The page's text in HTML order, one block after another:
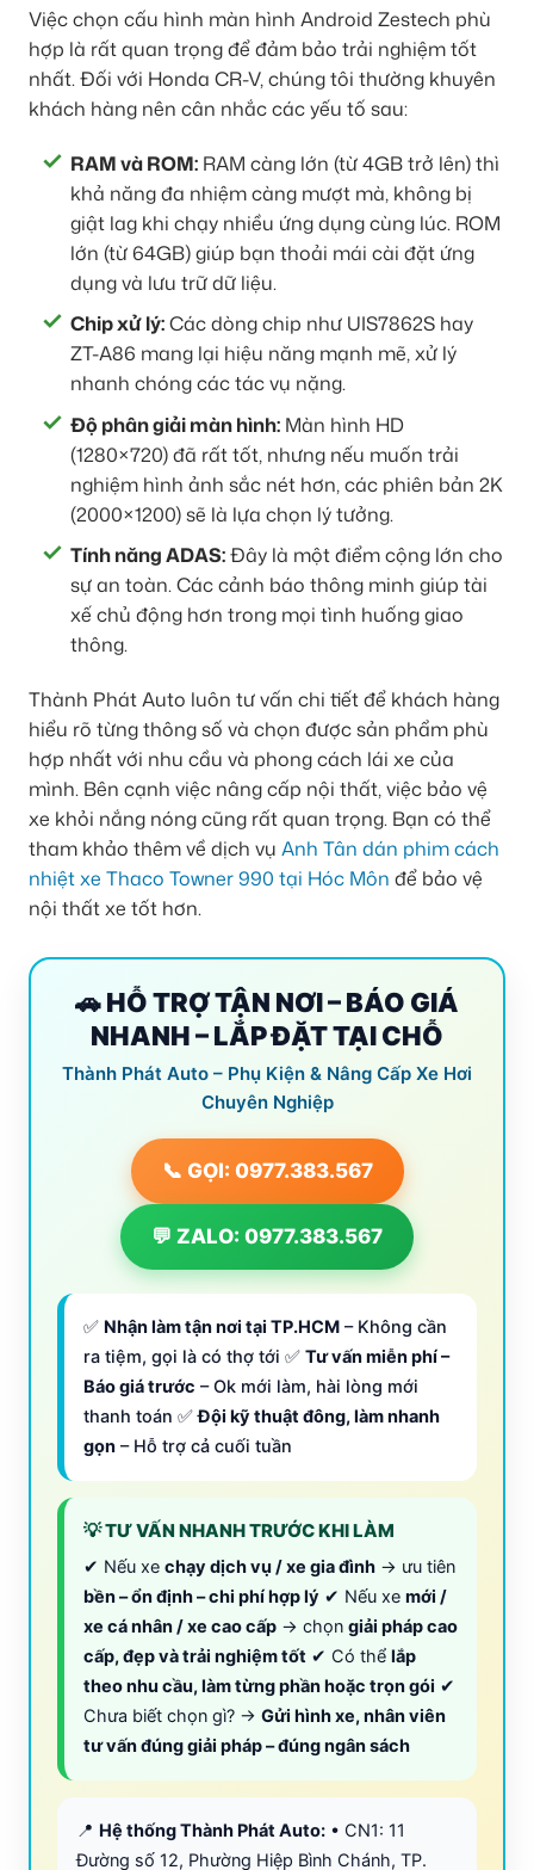
Việc chọn cấu hình màn hình Android Zestech phù
hợp là rất quan trọng để đảm bảo trải nghiệm tốt
nhất. Đối với Honda CR-V, chúng tôi thường khuyên
khách hàng nên cân nhắc các yếu tố sau:
RAM và ROM: RAM càng lớn (từ 4GB trở lên) thì
khả năng đa nhiệm càng mượt mà, không bị
giật lag khi chạy nhiều ứng dụng cùng lúc. ROM
lớn (từ 64GB) giúp bạn thoải mái cài đặt ứng
dụng và lưu trữ dữ liệu.
Chip xử lý:Các dòng chip như UIS7862S hay
ZT-A86 mang lại hiệu năng mạnh mẽ, xử lý
nhanh chóng các tác vụ nặng.
Độ phân giải màn hình: Màn hình HD
(1280×720) đã rất tốt, nhưng nếu muốn trải
nghiệm hình ảnh sắc nét hơn, các phiên bản 2K
(2000×1200) sẽ là lựa chọn lý tưởng.
Tính năng ADAS:Đây là một điểm cộng lớn cho
sự an toàn. Các cảnh báo thông minh giúp tài
xế chủ động hơn trong mọi tình huống giao
thông.
Thành Phát Auto luôn tư vấn chi tiết để khách hàng
hiểu rõ từng thông số và chọn được sản phẩm phù
hợp nhất với nhu cầu và phong cách lái xe của
mình. Bên cạnh việc nâng cấp nội thất, việc bảo vệ
xe khỏi nắng nóng cũng rất quan trọng. Bạn có thể
tham khảo thêm về dịch vụ Anh Tân dán phim cách
nhiệt xe Thaco Towner 990 tại Hóc Môn để bảo vệ
nội thất xe tốt hơn.
🚗 HỖ TRỢ TẬN NƠI – BÁO GIÁ
NHANH – LẮP ĐẶT TẠI CHỖ
Thành Phát Auto – Phụ Kiện & Nâng Cấp Xe Hơi
Chuyên Nghiệp
📞 GỌI: 0977.383.567
💬 ZALO: 0977.383.567
✅ Nhận làm tận nơi tại TP.HCM – Không cần
ra tiệm, gọi là có thợ tới ✅ Tư vấn miễn phí –
Báo giá trước – Ok mới làm, hài lòng mới
thanh toán ✅Đội kỹ thuật đông, làm nhanh
gọn – Hỗ trợ cả cuối tuần
💡 TƯ VẤN NHANH TRƯỚC KHI LÀM
✔ Nếu xe chạy dịch vụ / xe gia đình → ưu tiên
bền – ổn định – chi phí hợp lý ✔ Nếu xe mới /
xe cá nhân / xe cao cấp → chọn giải pháp cao
cấp, đẹp và trải nghiệm tốt ✔ Có thể lắp
theo nhu cầu, làm từng phần hoặc trọn gói ✔
Chưa biết chọn gì? → Gửi hình xe, nhân viên
tư vấn đúng giải pháp – đúng ngân sách
📍 Hệ thống Thành Phát Auto: • CN1: 11
Đường số 12, Phường Hiệp Bình Chánh, TP.